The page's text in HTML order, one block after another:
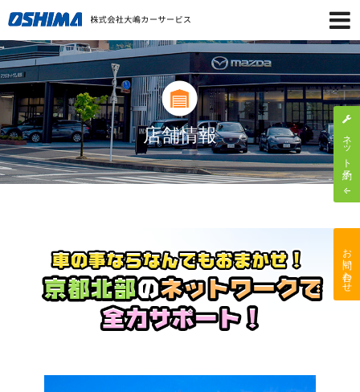
店舗情報 ネット予約
お問い合わせ